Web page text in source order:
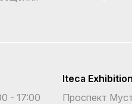
- 17:00
Iteca
Проспект